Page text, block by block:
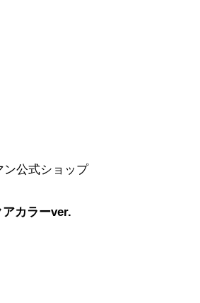
ン公式ショップ
カラーver.